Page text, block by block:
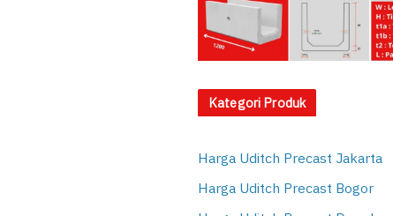
Kategori Produk
Harga Uditch Precast Jakarta
Harga Uditch Precast Bogor